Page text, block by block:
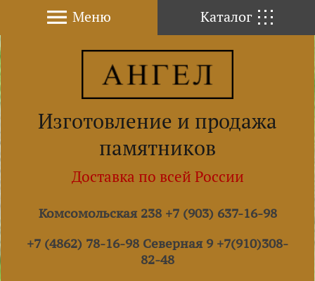
Меню
Изготовление и продажа
памятников
Доставка по всей России
Комсомольская 238 +7 (903) 637-16-98
+7 (4862) 78-16-98 Северная 9 +7(910)308-
82-48
Каталог